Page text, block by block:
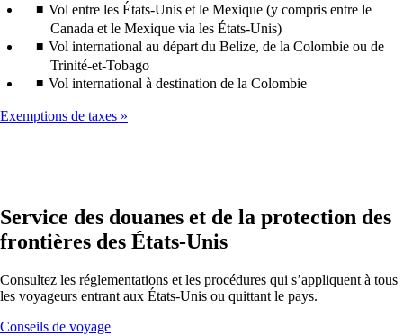
les
Vol entre les États-Unis et le Mexique (y compris entre le
Canada et le Mexique via les États-Unis)
Vol international au départ du Belize, de la Colombie ou de
Trinité-et-Tobago
Vol international à destination de la Colombie
Exemptions de taxes
Service des douanes et de la protection des
frontières des États-Unis
Consultez les réglementations et les procédures qui s’appliquent à tous
les voyageurs entrant aux États-Unis ou quittant le pays.
Conseils de voyageOuvre